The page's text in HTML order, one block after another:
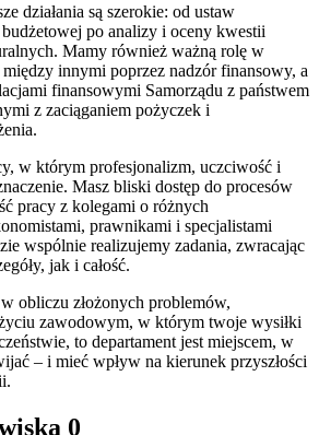
działania są szerokie: od ustaw
po analizy i oceny kwestii
Mamy również ważną rolę w
innymi poprzez nadzór finansowy, a
finansowymi Samorządu z państwem
z zaciąganiem pożyczek i
w którym profesjonalizm, uczciwość i
Masz bliski dostęp do procesów
pracy z kolegami o różnych
prawnikami i specjalistami
wspólnie realizujemy zadania, zwracając
jak i całość.
obliczu złożonych problemów,
zawodowym, w którym twoje wysiłki
to departament jest miejscem, w
– i mieć wpływ na kierunek przyszłości
0